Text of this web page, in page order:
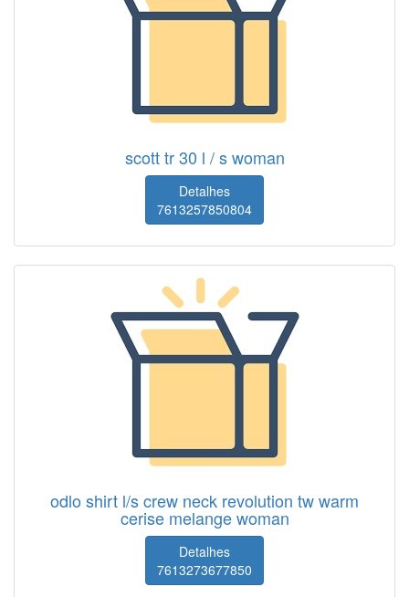
scott tr 30 l / s woman
Detalhes
7613257850804
odlo shirt l/s crew neck revolution tw warm
cerise melange woman
Detalhes
7613273677850